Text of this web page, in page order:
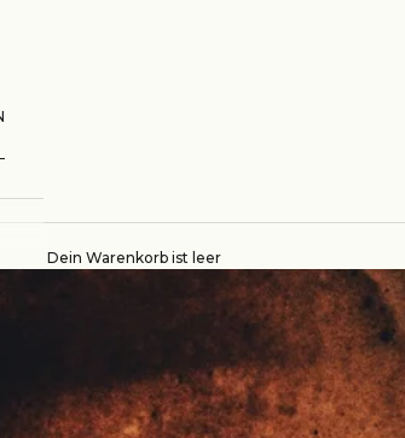
Dein Warenkorb ist leer